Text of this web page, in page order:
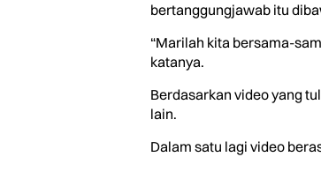
bertanggungjawab itu
“Marilah kita bersama-
katanya.
Berdasarkan video yang
lain.
Dalam satu lagi video